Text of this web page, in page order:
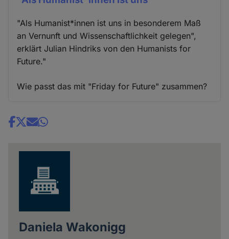
"Als Humanist*innen ist uns in besonderem Maß
an Vernunft und Wissenschaftlichkeit gelegen",
erklärt Julian Hindriks von den Humanists for
Future."
Wie passt das mit "Friday for Future" zusammen?
Share
Daniela Wakonigg